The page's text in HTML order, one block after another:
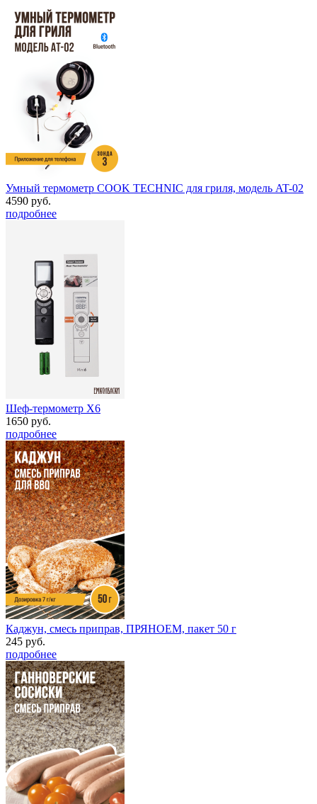
Умный термометр COOK TECHNIC для гриля, модель AT-02
4590 руб.
подробнее
Шеф-термометр Х6
1650 руб.
подробнее
Каджун, смесь приправ, ПРЯНОЕМ, пакет 50 г
245 руб.
подробнее